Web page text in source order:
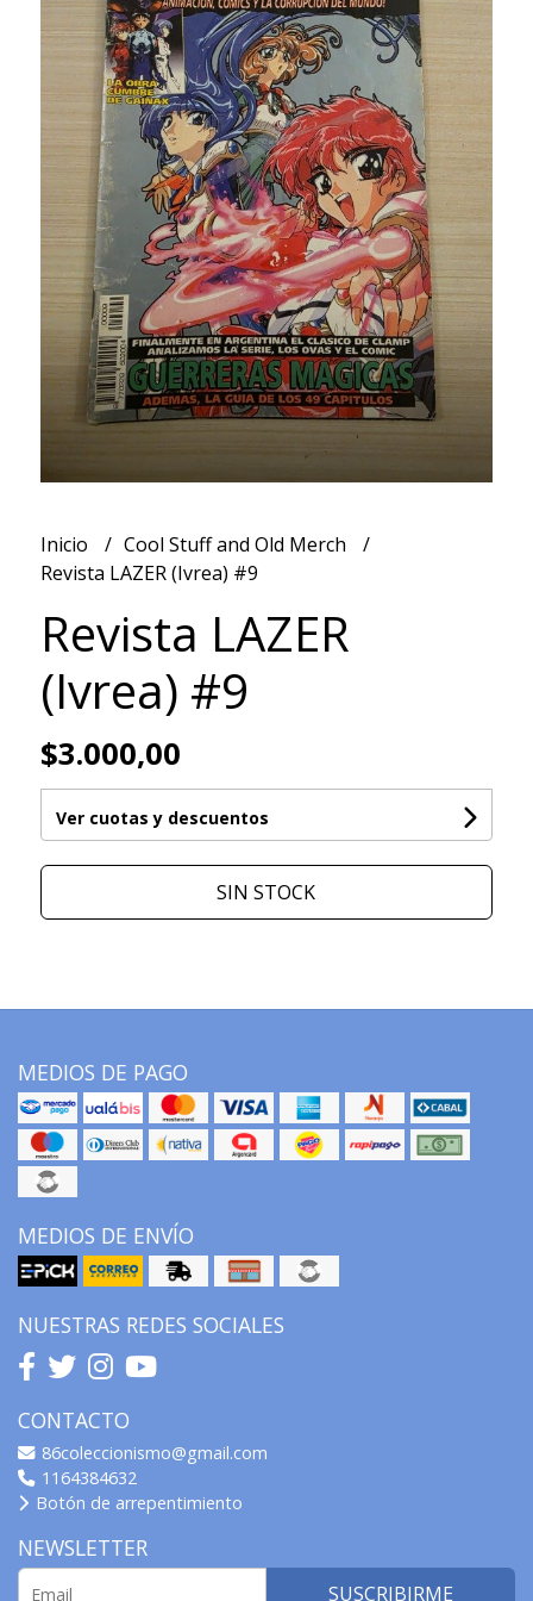
Inicio
Cool Stuff and Old Merch
Revista LAZER (Ivrea) #9
Revista LAZER
(Ivrea) #9
$3.000,00
Ver cuotas y descuentos
SIN STOCK
MEDIOS DE PAGO
MEDIOS DE ENVÍO
NUESTRAS REDES SOCIALES
CONTACTO
86coleccionismo@gmail.com
1164384632
Botón de arrepentimiento
NEWSLETTER
SUSCRIBIRME